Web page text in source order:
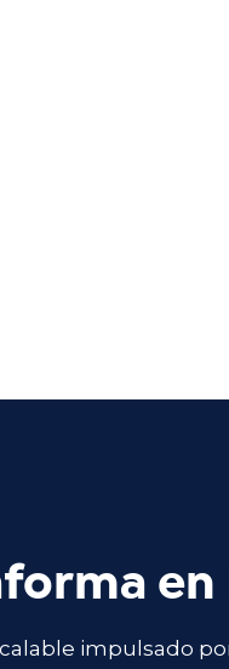
en
impulsado